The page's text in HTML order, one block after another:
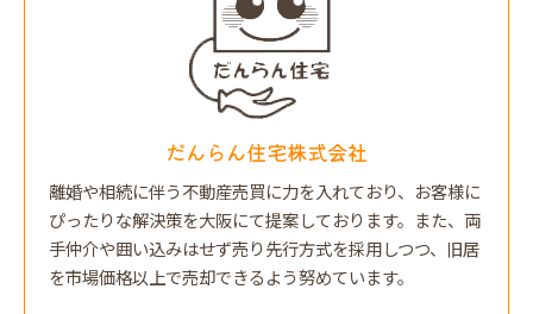
だんらん住宅株式会社
離婚や相続に伴う不動産売買に力を入れており、お客様に
ぴったりな解決策を大阪にて提案しております。また、両
手仲介や囲い込みはせず売り先行方式を採用しつつ、旧居
を市場価格以上で売却できるよう努めています。